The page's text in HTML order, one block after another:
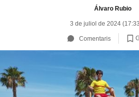
Álvaro Rubio
3 de juliol de 2024
Comentaris